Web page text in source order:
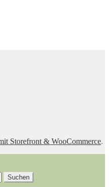
Storefront & WooCommerce.
Suchen